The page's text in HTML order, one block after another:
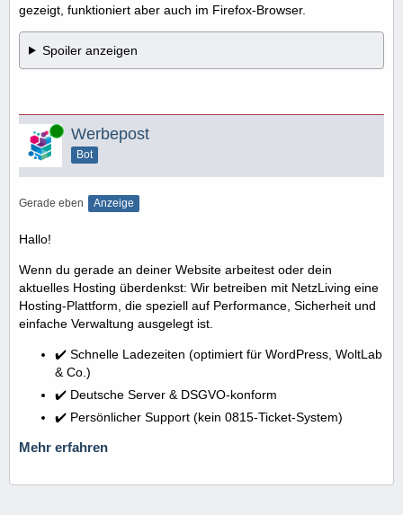
gezeigt, funktioniert aber auch im Firefox-Browser.
Spoiler anzeigen
Online Werbepost
Bot
Gerade eben Anzeige
Hallo!
Wenn du gerade an deiner Website arbeitest oder dein
aktuelles Hosting überdenkst: Wir betreiben mit NetzLiving eine
Hosting-Plattform, die speziell auf Performance, Sicherheit und
einfache Verwaltung ausgelegt ist.
✔️ Schnelle Ladezeiten (optimiert für WordPress, WoltLab
& Co.)
✔️ Deutsche Server & DSGVO-konform
✔️ Persönlicher Support (kein 0815-Ticket-System)
Mehr erfahren